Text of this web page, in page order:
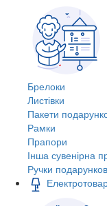
Брелоки
Листівки
Пакети
Рамки
Прапори
Інша сувенірна
Ручки